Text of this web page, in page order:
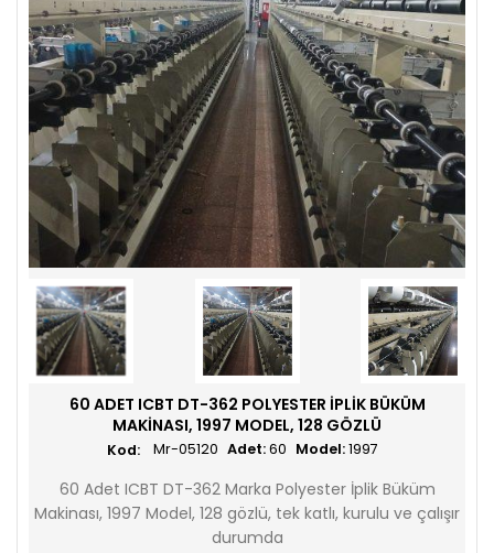
60 ADET ICBT DT-362 POLYESTER İPLIK BÜKÜM
MAKINASI, 1997 MODEL, 128 GÖZLÜ
Adet:60 Model:1997
Mr-05120
60 Adet ICBT DT-362 Marka Polyester İplik Büküm
Makinası, 1997 Model, 128 gözlü, tek katlı, kurulu ve çalışır
durumda